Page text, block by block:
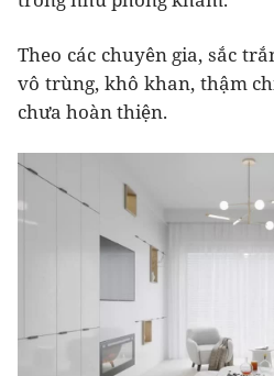
Theo các chuyên gia, sắc
vô trùng, khô khan, thậm
chưa hoàn thiện.